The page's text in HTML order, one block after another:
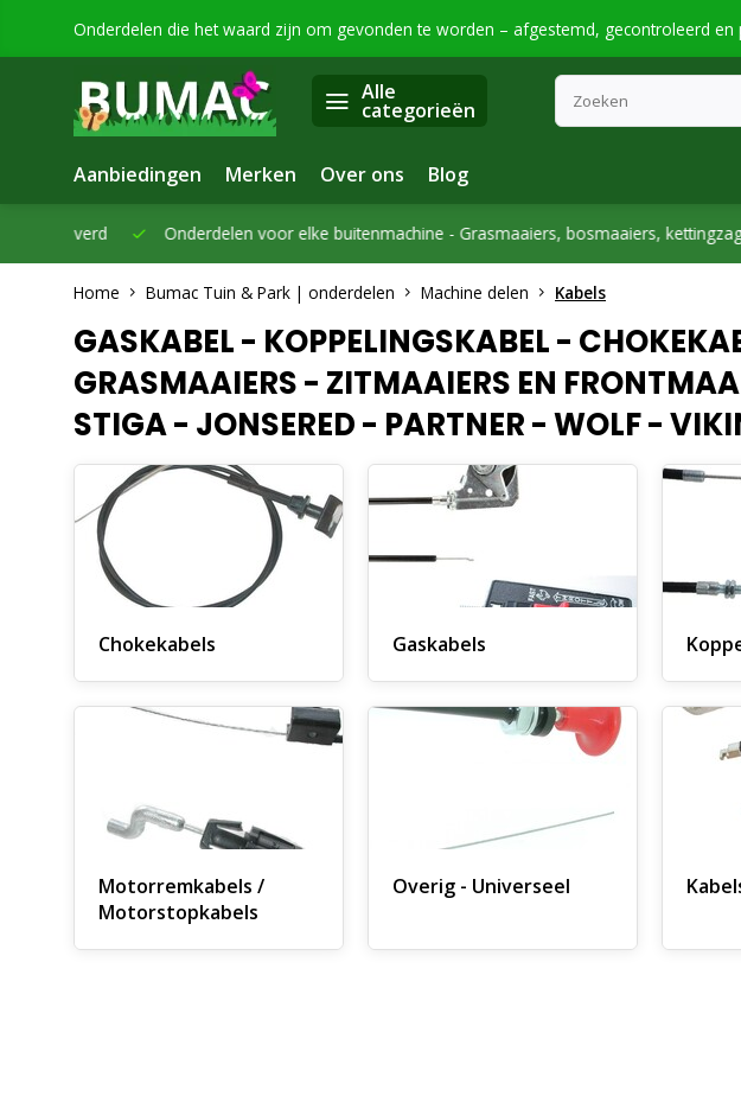
Onderdelen die het waard zijn om gevonden te worden – afgestemd, gecontroleerd en
Alle
categorieën
Aanbiedingen Merken Over ons Blog
Onderdelen voor elke buitenmachine -Grasmaaiers, bosmaaiers, kettingzagen en
Home Bumac Tuin & Park | onderdelen Machine delen Kabels
GASKABEL - KOPPELINGSKABEL -
GRASMAAIERS - ZITMAAIERS EN
STIGA - JONSERED - PARTNER - WOLF -
Chokekabels Gaskabels
Motorremkabels /
Motorstopkabels
Overig - Universeel